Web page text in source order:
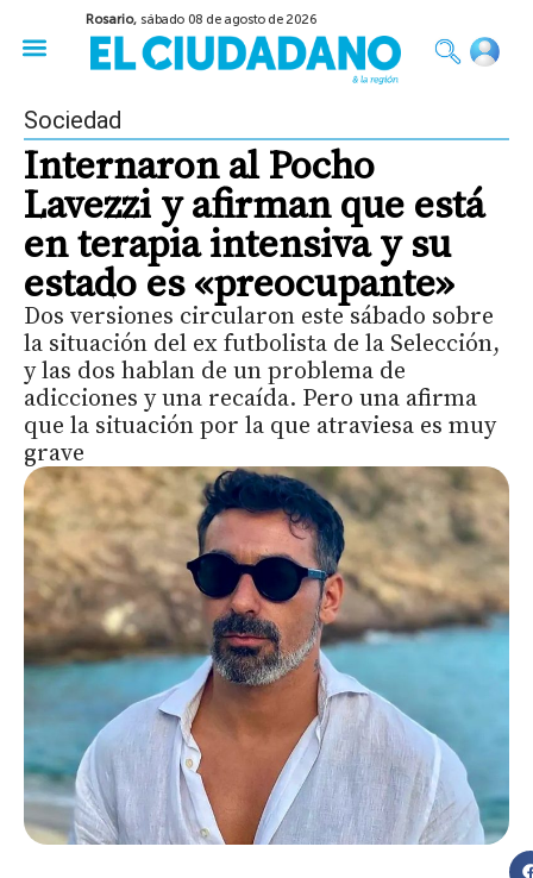
Rosario, sábado 08 de agosto de 2026
Sociedad
Internaron al Pocho
Lavezzi y afirman que está
en terapia intensiva y su
estado es «preocupante»
Dos versiones circularon este sábado sobre
la situación del ex futbolista de la Selección,
y las dos hablan de un problema de
adicciones y una recaída. Pero una afirma
que la situación por la que atraviesa es muy
grave